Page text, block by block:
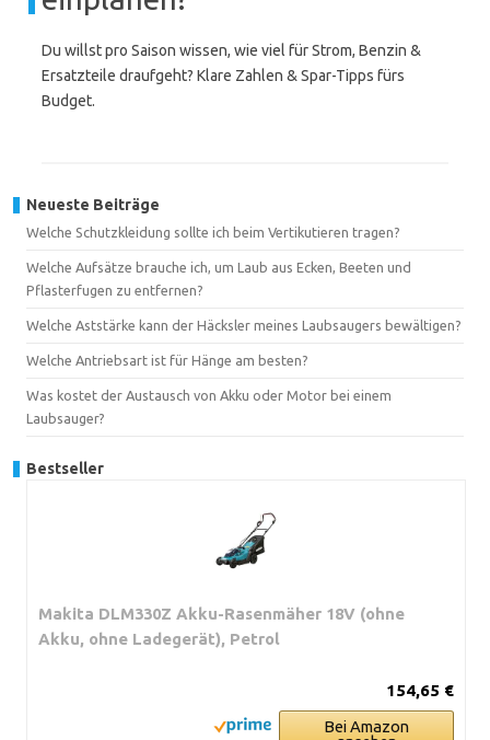
Du willst pro Saison wissen, wie viel für Strom, Benzin &
Ersatzteile draufgeht? Klare Zahlen & Spar-Tipps fürs
Budget.
Neueste Beiträge
Welche Schutzkleidung sollte ich beim Vertikutieren tragen?
Welche Aufsätze brauche ich, um Laub aus Ecken, Beeten und
Pflasterfugen zu entfernen?
Welche Aststärke kann der Häcksler meines Laubsaugers bewältigen?
Welche Antriebsart ist für Hänge am besten?
Was kostet der Austausch von Akku oder Motor bei einem
Laubsauger?
Bestseller
Makita DLM330Z Akku-Rasenmäher 18V (ohne
Akku, ohne Ladegerät), Petrol
154,65 €
Bei Amazon